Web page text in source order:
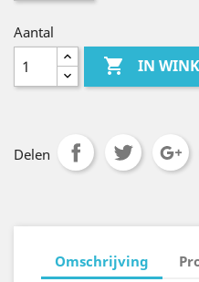
Aantal
 IN
Delen
Omschrijving